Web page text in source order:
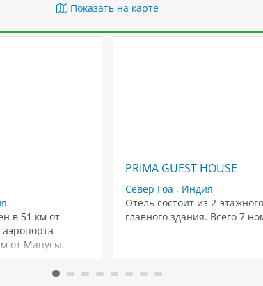
Показать на карте
в 51 км от
от Мапусы.
PRIMA GUEST HOUSE
Север Гоа , Индия
Отель состоит из 2-этажного
главного здания. Всего 7